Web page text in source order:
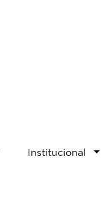
Institucional